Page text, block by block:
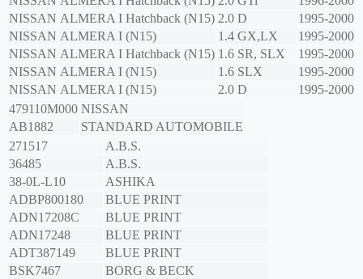
NISSAN ALMERA I Hatchback (N15) 2.0 D
1995-2000
NISSAN ALMERA I (N15) 1.4 GX,LX
1995-2000
NISSAN ALMERA I Hatchback (N15) 1.6 SR, SLX
1995-2000
NISSAN ALMERA I (N15) 1.6 SLX
1995-2000
NISSAN ALMERA I (N15) 2.0 D
1995-2000
479110M000 NISSAN
AB1882
STANDARD AUTOMOBILE
271517
A.B.S.
36485
A.B.S.
38-0L-L10
ASHIKA
ADBP800180
BLUE PRINT
ADN17208C
BLUE PRINT
ADN17248
BLUE PRINT
ADT387149
BLUE PRINT
BSK7467
BORG & BECK